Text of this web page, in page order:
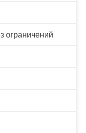
ограничений